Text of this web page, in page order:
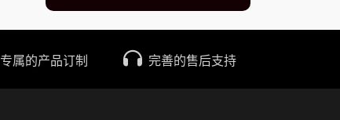
专属的产品订制 完善的售后支持